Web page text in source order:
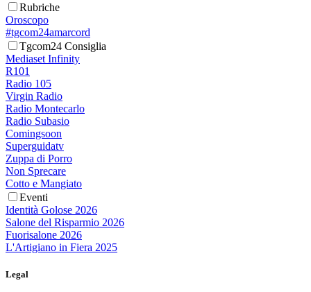
Rubriche
Oroscopo
#tgcom24amarcord
Tgcom24 Consiglia
Mediaset Infinity
R101
Radio 105
Virgin Radio
Radio Montecarlo
Radio Subasio
Comingsoon
Superguidatv
Zuppa di Porro
Non Sprecare
Cotto e Mangiato
Eventi
Identità Golose 2026
Salone del Risparmio 2026
Fuorisalone 2026
L'Artigiano in Fiera 2025
Legal